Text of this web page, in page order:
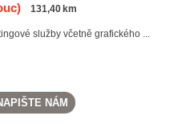
131,40 km
služby včetně grafického ...
NÁM